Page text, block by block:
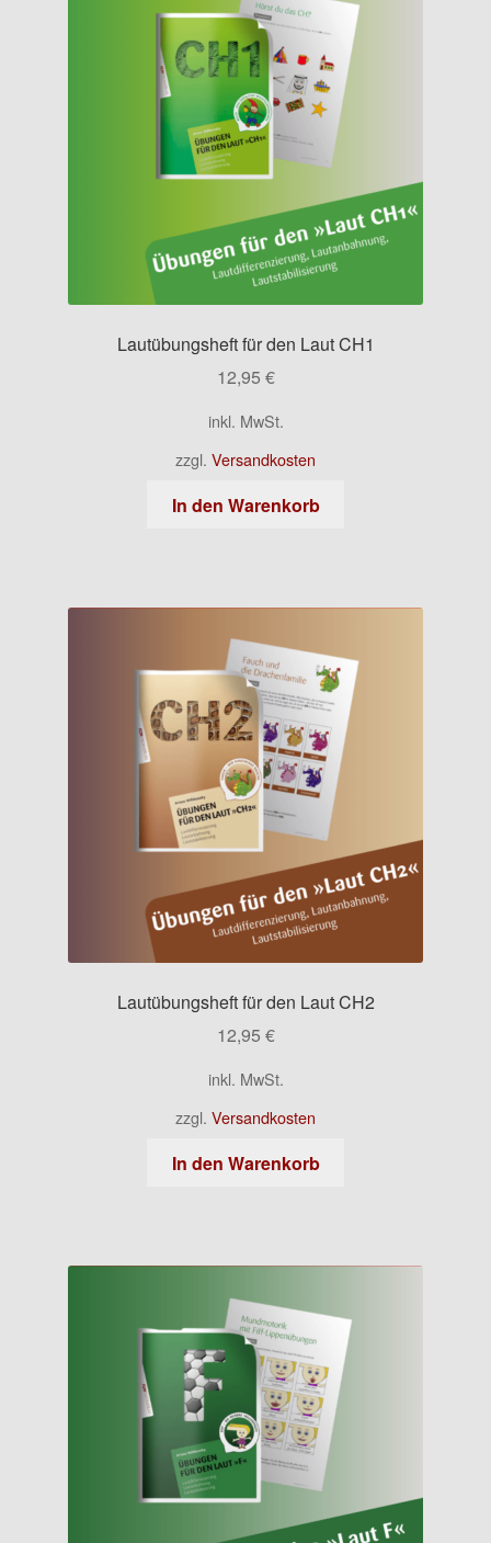
Lautübungsheft für den Laut CH1
12,95 €
inkl. MwSt.
zzgl. Versandkosten
In den Warenkorb
Lautübungsheft für den Laut CH2
12,95 €
inkl. MwSt.
zzgl. Versandkosten
In den Warenkorb